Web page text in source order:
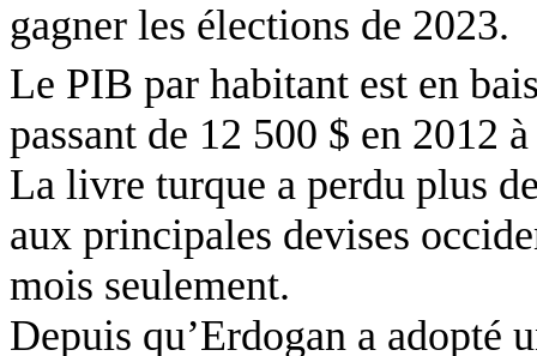
gagner les élections de 2023.
Le PIB par habitant est en
passant de 12 500 $ en 2012
La livre turque a perdu plus
aux principales devises
mois seulement.
Depuis qu’Erdogan a adopté